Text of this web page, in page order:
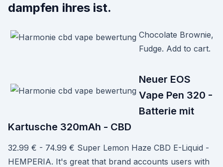
dampfen ihres ist.
Chocolate Brownie,
Fudge. Add to cart.
Neuer EOS
Vape Pen 320 -
Batterie mit
Kartusche 320mAh - CBD
32.99 € - 74.99 € Super Lemon Haze CBD E-Liquid -
HEMPERIA. It's great that brand accounts users with